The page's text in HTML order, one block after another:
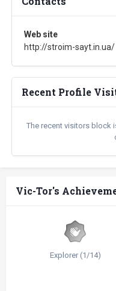
Web site
http://stroim-sayt.in.ua/
Recent Profile
The recent visitors block
Vic-Tor's
Explorer (1/14)